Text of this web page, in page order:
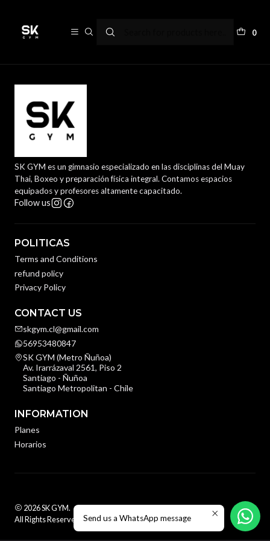
0
refund policy
SK GYM es un gimnasio especializado en las disciplinas del Muay
Thai, Boxeo y preparación física integral. Contamos espacios
equipados y profesores altamente capacitado.
Follow us
POLITICAS
Terms and Conditions
refund policy
Privacy Policy
CONTACT US
skgym.cl@gmail.com
56953480847
SK GYM (Metro Ñuñoa)
Av. Irarrázaval 2561, Piso 2
Santiago - Ñuñoa
Santiago Metropolitan - Chile
INFORMATION
Planes
Horarios
2026 SK GYM.
All Rights Reserved. Powered by Jumpseller.
Send us a WhatsApp message